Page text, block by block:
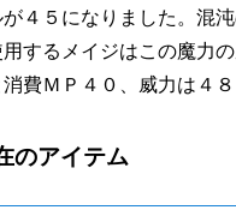
が４５になりました。混
するメイジはこの魔力
費ＭＰ４０、威力は４
のアイテム